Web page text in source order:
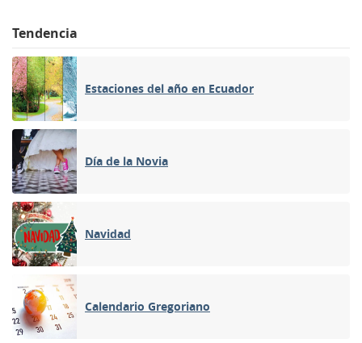
Tendencia
Estaciones del año en Ecuador
Día de la Novia
Navidad
Calendario Gregoriano